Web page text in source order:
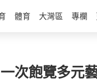
體育 大灣區 專欄
次飽覽多元